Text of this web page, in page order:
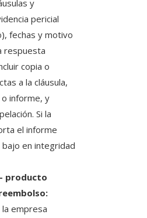
y
pericial
fechas y motivo
respuesta
copia o
a la cláusula,
informe, y
Si la
el informe
en integridad
producto
empresa